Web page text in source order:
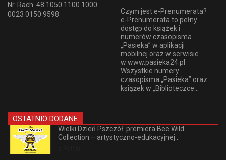
Nr. Rach. 48 1050 1100 1000
0023 0150 9598
Czym jest e-Prenumerata?
e-Prenumerata to pełny
dostęp do książek i
numerów czasopisma
„Pasieka” w aplikacji
mobilnej oraz w serwisie
w www.pasieka24.pl
Wszystkie numery
czasopisma „Pasieka” oraz
książek w „Biblioteczce...
OSTATNIO DODANE
Wielki Dzień Pszczół: premiera Bee Wild
Collection – artystyczno-edukacyjnej...